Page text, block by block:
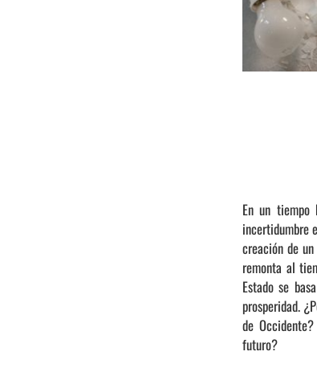
En un tiempo
incertidumbre
creación de
remonta al
Estado se
prosperidad.
de
futuro?